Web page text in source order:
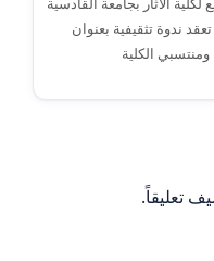
ندوة تثقيفية بعنوان
الكلية
تعليقاً.